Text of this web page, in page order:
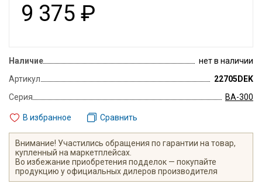
9 375 ₽
Наличие
нет в наличии
Артикул
22705DEK
Серия
ВА-300
В избранное Сравнить
Внимание! Участились обращения по гарантии на товар,
купленный на маркетплейсах.
Во избежание приобретения подделок — покупайте
продукцию у официальных дилеров производителя